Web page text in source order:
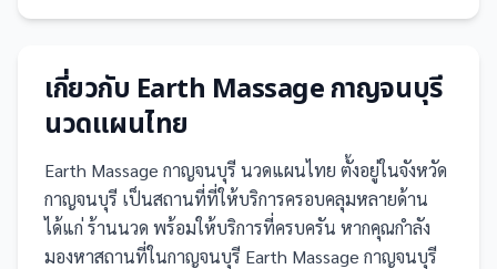
เกี่ยวกับ Earth Massage กาญจนบุรี
นวดแผนไทย
Earth Massage กาญจนบุรี นวดแผนไทย ตั้งอยู่ในจังหวัด
กาญจนบุรี เป็นสถานที่ที่ให้บริการครอบคลุมหลายด้าน
ได้แก่ ร้านนวด พร้อมให้บริการที่ครบครัน หากคุณกำลัง
มองหาสถานที่ในกาญจนบุรี Earth Massage กาญจนบุรี